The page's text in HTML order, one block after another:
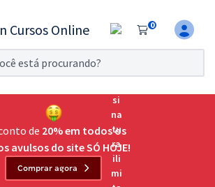
0
11
Teste grátis por 7 dias!
Até Passar
preparação para o Exame da
de 20% em todos os
avulsos do site SÓ HOJE!
Comprar agora